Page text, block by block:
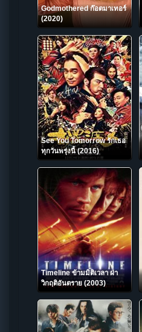
Godmothered ก๊อตมาเทอร์
(2020)
See You Tomorrow รักเธอ
ทุกวันพรุ่งนี้ (2016)
Timeline ข้ามมิติเวลา ฝ่า
วิกฤติอันตราย (2003)